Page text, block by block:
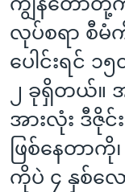
လုပ်စရာ စီမံ
ပေါင်းရင် ၁
၂ ခုရှိတယ်။
အားလုံး ဒီ
ဖြစ်နေတာ
ကိုပဲ ၄ နှစ်လေ